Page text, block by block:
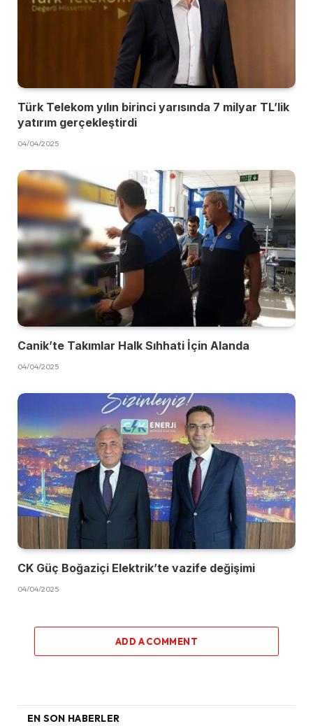
Türk Telekom yılın birinci yarısında 7 milyar TL’lik
yatırım gerçekleştirdi
04/04/2025
Canik’te Takımlar Halk Sıhhati İçin Alanda
04/04/2025
CK Güç Boğaziçi Elektrik’te vazife değişimi
04/04/2025
ADD A COMMENT
EN SON HABERLER